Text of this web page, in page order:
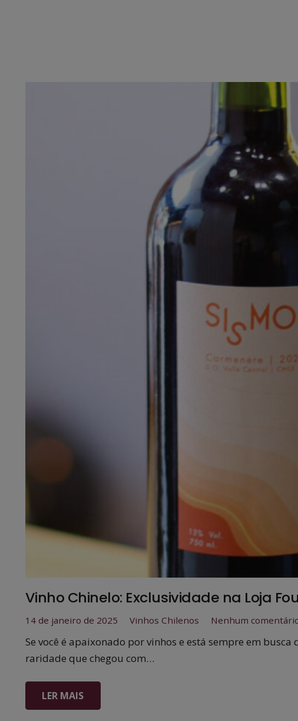
Vinho Chinelo: Exclusividade na Loja
14 de janeiro de 2025 Vinhos Chilenos Nenhum
Se você é apaixonado por vinhos e está sempre em
raridade que chegou com…
LER MAIS